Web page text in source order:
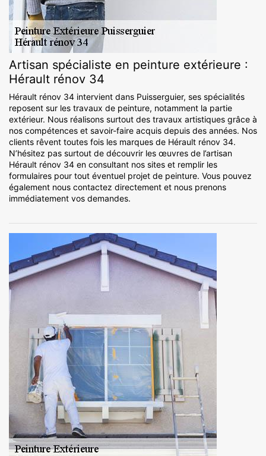
Artisan spécialiste en peinture extérieure :
Hérault rénov 34
Hérault rénov 34 intervient dans Puisserguier, ses spécialités
reposent sur les travaux de peinture, notamment la partie
extérieur. Nous réalisons surtout des travaux artistiques grâce à
nos compétences et savoir-faire acquis depuis des années. Nos
clients rêvent toutes fois les marques de Hérault rénov 34.
N’hésitez pas surtout de découvrir les œuvres de l’artisan
Hérault rénov 34 en consultant nos sites et remplir les
formulaires pour tout éventuel projet de peinture. Vous pouvez
également nous contactez directement et nous prenons
immédiatement vos demandes.